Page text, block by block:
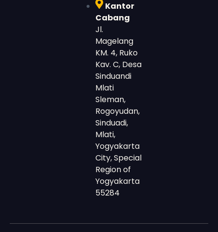
Kantor
Cabang
Jl.
Magelang
KM. 4, Ruko
Kav. C, Desa
Sinduandi
Mlati
Sleman,
Rogoyudan,
Sinduadi,
Mlati,
Yogyakarta
City, Special
Region of
Yogyakarta
55284